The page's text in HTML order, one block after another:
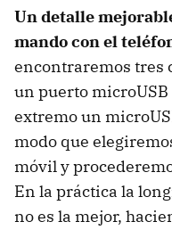
Un detalle
mando con el
encontraremos tres
un puerto
extremo un
modo que
móvil y
En la práctica la
no es la mejor,